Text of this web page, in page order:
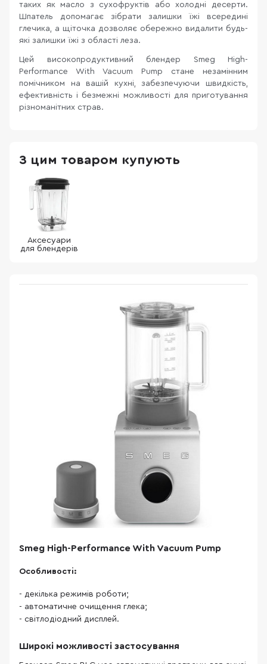
таких як масло з сухофруктів або холодні десерти.
Шпатель допомагає зібрати залишки їжі всередині
глечика, а щіточка дозволяє обережно видалити будь-
які залишки їжі з області леза.
Цей високопродуктивний блендер Smeg High-
Performance With Vacuum Pump стане незамінним
помічником на вашій кухні, забезпечуючи швидкість,
ефективність і безмежні можливості для приготування
різноманітних страв.
З цим товаром купують
Аксесуари
для блендерів
Smeg High-Performance With Vacuum Pump
Особливості:
- декілька режимів роботи;
- автоматичне очищення глека;
- світлодіодний дисплей.
Широкі можливості застосування